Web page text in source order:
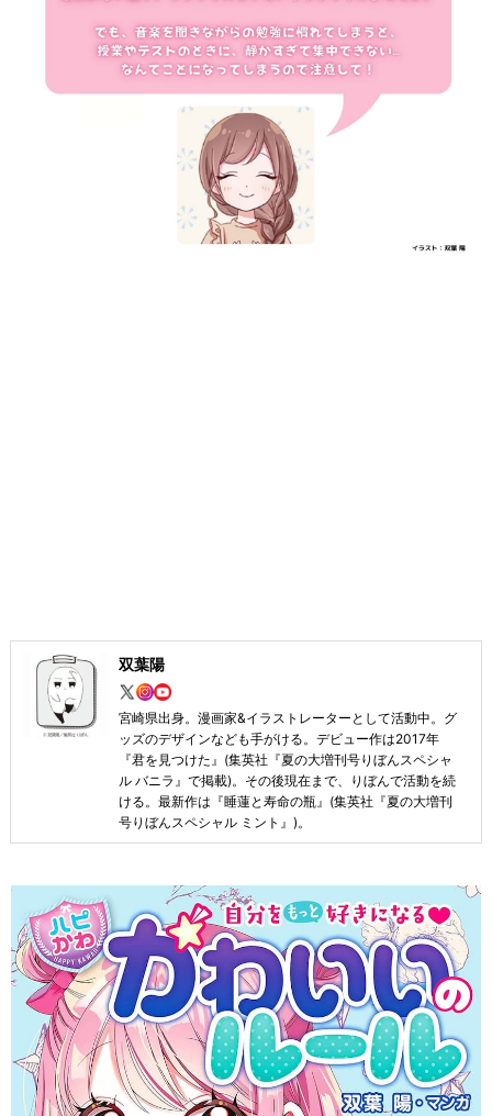
双葉陽
宮崎県出身。漫画家&イラストレーターとして活動中。グ
ッズのデザインなども手がける。デビュー作は2017年
『君を見つけた』(集英社『夏の大増刊号りぼんスペシャ
ル バニラ』で掲載)。その後現在まで、りぼんで活動を続
ける。最新作は『睡蓮と寿命の瓶』(集英社『夏の大増刊
号りぼんスペシャル ミント』)。